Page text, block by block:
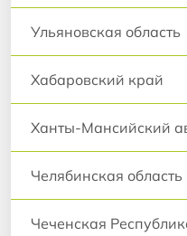
Ульяновская область
Хабаровский край
Ханты-Мансийский
Челябинская область
Чеченская